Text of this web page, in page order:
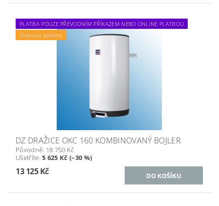
PLATBA POUZE PŘEVODNÍM PŘÍKAZEM NEBO ONLINE PLATBOU
Doprava zdarma
DZ DRAŽICE OKC 160 KOMBINOVANÝ BOJLER
Původně: 18 750 Kč
Ušetříte:5 625 Kč (–30 %)
13 125 Kč